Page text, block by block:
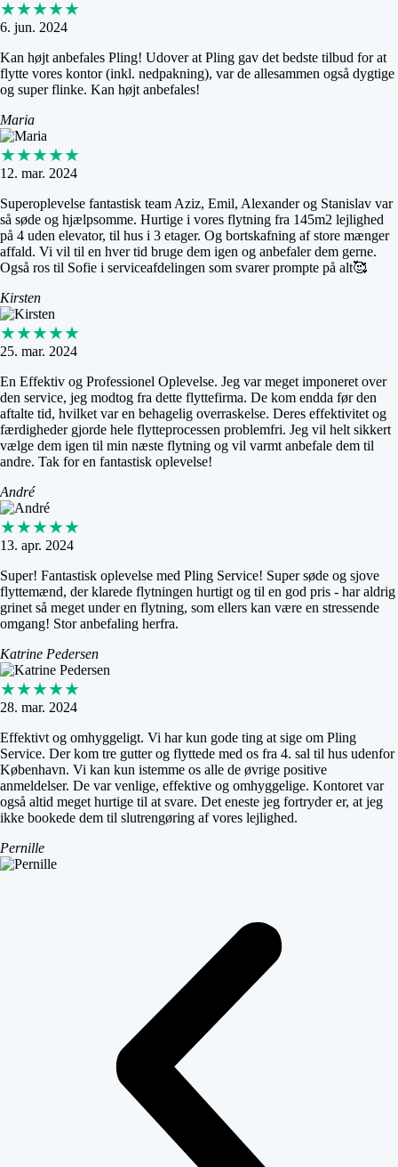
★★★★★
6. jun. 2024
Kan højt anbefales Pling! Udover at Pling gav det bedste tilbud for at
flytte vores kontor (inkl. nedpakning), var de allesammen også dygtige
og super flinke. Kan højt anbefales!
Maria
★★★★★
12. mar. 2024
Superoplevelse fantastisk team Aziz, Emil, Alexander og Stanislav var
så søde og hjælpsomme. Hurtige i vores flytning fra 145m2 lejlighed
på 4 uden elevator, til hus i 3 etager. Og bortskafning af store mænger
affald. Vi vil til en hver tid bruge dem igen og anbefaler dem gerne.
Også ros til Sofie i serviceafdelingen som svarer prompte på alt🥰
Kirsten
★★★★★
25. mar. 2024
En Effektiv og Professionel Oplevelse. Jeg var meget imponeret over
den service, jeg modtog fra dette flyttefirma. De kom endda før den
aftalte tid, hvilket var en behagelig overraskelse. Deres effektivitet og
færdigheder gjorde hele flytteprocessen problemfri. Jeg vil helt sikkert
vælge dem igen til min næste flytning og vil varmt anbefale dem til
andre. Tak for en fantastisk oplevelse!
André
★★★★★
13. apr. 2024
Super! Fantastisk oplevelse med Pling Service! Super søde og sjove
flyttemænd, der klarede flytningen hurtigt og til en god pris - har aldrig
grinet så meget under en flytning, som ellers kan være en stressende
omgang! Stor anbefaling herfra.
Katrine Pedersen
★★★★★
28. mar. 2024
Effektivt og omhyggeligt. Vi har kun gode ting at sige om Pling
Service. Der kom tre gutter og flyttede med os fra 4. sal til hus udenfor
København. Vi kan kun istemme os alle de øvrige positive
anmeldelser. De var venlige, effektive og omhyggelige. Kontoret var
også altid meget hurtige til at svare. Det eneste jeg fortryder er, at jeg
ikke bookede dem til slutrengøring af vores lejlighed.
Pernille